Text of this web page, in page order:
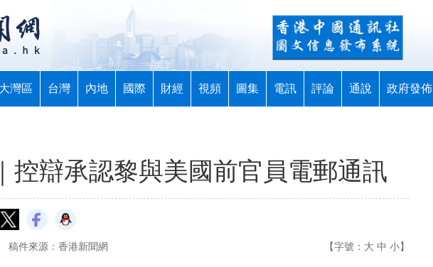
大灣區 台灣 內地 國際 財經 視頻 圖集 電訊 評論 通說 政府發佈
控辯承認黎與美國前官員電郵通訊
稿件來源：香港新聞網 【字號： 大 中 小】